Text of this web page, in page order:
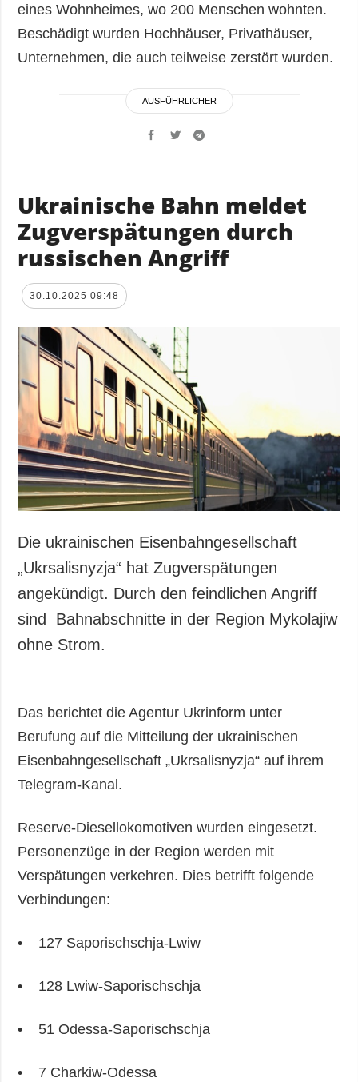
eines Wohnheimes, wo 200 Menschen wohnten.
Beschädigt wurden Hochhäuser, Privathäuser,
Unternehmen, die auch teilweise zerstört wurden.
AUSFÜHRLICHER
Ukrainische Bahn meldet
Zugverspätungen durch
russischen Angriff
30.10.2025 09:48
Die ukrainischen Eisenbahngesellschaft
„Ukrsalisnyzja“ hat Zugverspätungen
angekündigt. Durch den feindlichen Angriff
sind Bahnabschnitte in der Region Mykolajiw
ohne Strom.
Das berichtet die Agentur Ukrinform unter
Berufung auf die Mitteilung der ukrainischen
Eisenbahngesellschaft „Ukrsalisnyzja“ auf ihrem
Telegram-Kanal.
Reserve-Diesellokomotiven wurden eingesetzt.
Personenzüge in der Region werden mit
Verspätungen verkehren. Dies betrifft folgende
Verbindungen:
• 127 Saporischschja-Lwiw
• 128 Lwiw-Saporischschja
• 51 Odessa-Saporischschja
• 7 Charkiw-Odessa